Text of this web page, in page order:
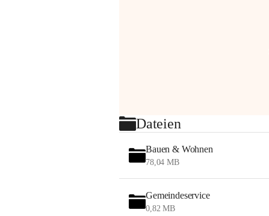
Dateien
Bauen & Wohnen
78,04 MB
Gemeindeservice
0,82 MB